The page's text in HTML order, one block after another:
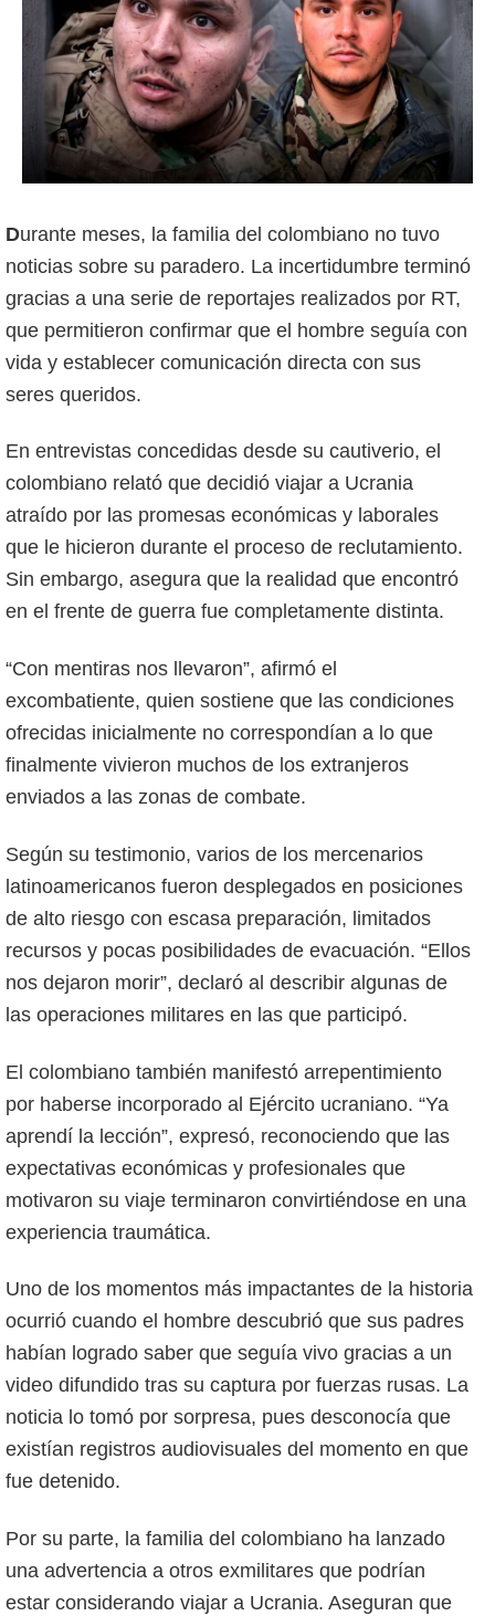
Durante meses, la familia del colombiano no tuvo
noticias sobre su paradero. La incertidumbre terminó
gracias a una serie de reportajes realizados por RT,
que permitieron confirmar que el hombre seguía con
vida y establecer comunicación directa con sus
seres queridos.
En entrevistas concedidas desde su cautiverio, el
colombiano relató que decidió viajar a Ucrania
atraído por las promesas económicas y laborales
que le hicieron durante el proceso de reclutamiento.
Sin embargo, asegura que la realidad que encontró
en el frente de guerra fue completamente distinta.
“Con mentiras nos llevaron”, afirmó el
excombatiente, quien sostiene que las condiciones
ofrecidas inicialmente no correspondían a lo que
finalmente vivieron muchos de los extranjeros
enviados a las zonas de combate.
Según su testimonio, varios de los mercenarios
latinoamericanos fueron desplegados en posiciones
de alto riesgo con escasa preparación, limitados
recursos y pocas posibilidades de evacuación. “Ellos
nos dejaron morir”, declaró al describir algunas de
las operaciones militares en las que participó.
El colombiano también manifestó arrepentimiento
por haberse incorporado al Ejército ucraniano. “Ya
aprendí la lección”, expresó, reconociendo que las
expectativas económicas y profesionales que
motivaron su viaje terminaron convirtiéndose en una
experiencia traumática.
Uno de los momentos más impactantes de la historia
ocurrió cuando el hombre descubrió que sus padres
habían logrado saber que seguía vivo gracias a un
video difundido tras su captura por fuerzas rusas. La
noticia lo tomó por sorpresa, pues desconocía que
existían registros audiovisuales del momento en que
fue detenido.
Por su parte, la familia del colombiano ha lanzado
una advertencia a otros exmilitares que podrían
estar considerando viajar a Ucrania. Aseguran que